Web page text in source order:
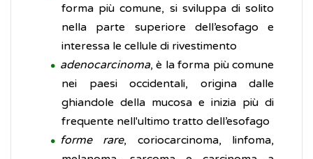
forma più comune, si sviluppa di solito
nella parte superiore dell’esofago e
interessa le cellule di rivestimento
adenocarcinoma, è la forma più comune
nei paesi occidentali, origina dalle
ghiandole della mucosa e inizia più di
frequente nell'ultimo tratto dell’esofago
forme rare, coriocarcinoma, linfoma,